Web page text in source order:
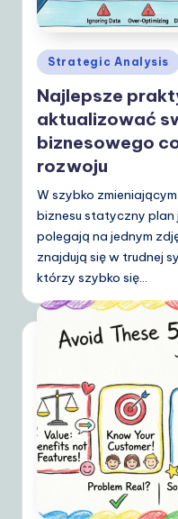
n
Posted
in
Strategic Analysis
Najlepsze
aktualizować
biznesowego
rozwoju
W szybko
biznesu statyczny plan
polegają na jednym
znajdują się w trudnej
którzy szybko się…